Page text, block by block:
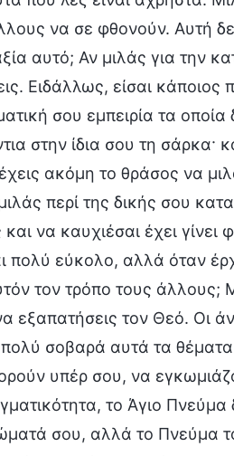
να σε φθονούν. Αυτή
αυτό; Αν μιλάς για την
Ειδάλλως, είσαι
σου εμπειρία τα οποία
στην ίδια σου τη σάρκα·
ακόμη το θράσος να
περί της δικής σου
να καυχιέσαι έχει γίνει
πολύ εύκολο, αλλά όταν
τον τρόπο τους
εξαπατήσεις τον Θεό. Οι
σοβαρά αυτά τα θέματα
υπέρ σου, να
το Άγιο
σου, αλλά το Πνεύμα